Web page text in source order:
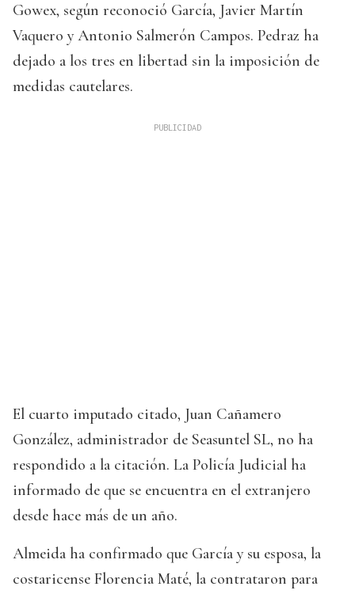
Gowex, según reconoció García, Javier Martín
Vaquero y Antonio Salmerón Campos. Pedraz ha
dejado a los tres en libertad sin la imposición de
medidas cautelares.
El cuarto imputado citado, Juan Cañamero
González, administrador de Seasuntel SL, no ha
respondido a la citación. La Policía Judicial ha
informado de que se encuentra en el extranjero
desde hace más de un año.
Almeida ha confirmado que García y su esposa, la
costaricense Florencia Maté, la contrataron para